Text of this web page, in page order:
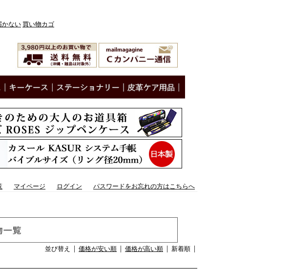
かない 買い物カゴ
マイページ ログイン パスワードをお忘れの方はこちらへ
並び替え 価格が安い順 価格が高い順 新着順